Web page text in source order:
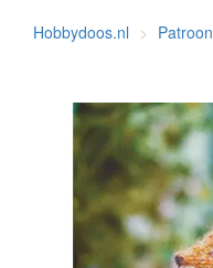
Hobbydoos.nl Patroon